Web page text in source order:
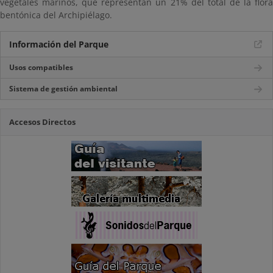
vegetales marinos, que representan un 21% del total de la flora
bentónica del Archipiélago.
Información del Parque
Usos compatibles
Sistema de gestión ambiental
Accesos Directos